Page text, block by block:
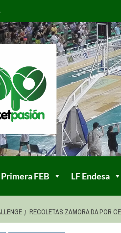
Primera FEB LF Endesa
RECOLETAS ZAMORA DA POR